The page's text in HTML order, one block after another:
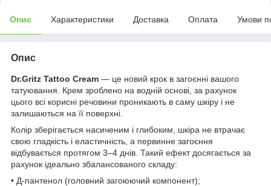
Опис Характеристики Доставка Оплата Умови
Опис
Dr.Gritz Tattoo Cream — це новий крок в загоєнні вашого
татуювання. Крем зроблено на водній основі, за рахунок
цього всі корисні речовини проникають в саму шкіру і не
залишаються на її поверхні.
Колір зберігається насиченим і глибоким, шкіра не втрачає
свою гладкість і еластичність, а первинне загоєння
відбувається протягом 3–4 днів. Такий ефект досягається за
рахунок ідеально збалансованого складу:
• Д-пантенол (головний загоюючий компонент);